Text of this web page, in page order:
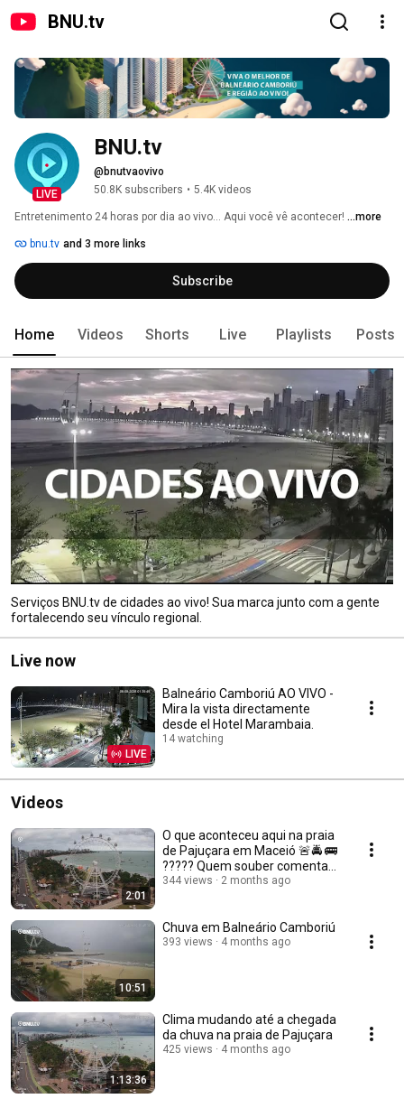
BNU.tv
LIVE
BNU.tv
@bnutvaovivo
50.8K subscribers • 5.4K videos
Entretenimento 24 horas por dia ao vivo... Aqui você vê acontecer! ...more
bnu.tv and 3 more links
Subscribe
Home Videos Shorts Live Playlists Posts
Serviços BNU.tv de cidades ao vivo! Sua marca junto com a gente
fortalecendo seu vínculo regional.
Live now
LIVE
Balneário Camboriú AO VIVO -
Mira la vista directamente
desde el Hotel Marambaia.
14 watching
Videos
2:01
O que aconteceu aqui na praia
de Pajuçara em Maceió 🚨🚔 🚌
????? Quem souber comenta
🫵
344 views 2 months ago
10:51
Chuva em Balneário Camboriú
393 views 4 months ago
1:13:36
Clima mudando até a chegada
da chuva na praia de Pajuçara
425 views 4 months ago